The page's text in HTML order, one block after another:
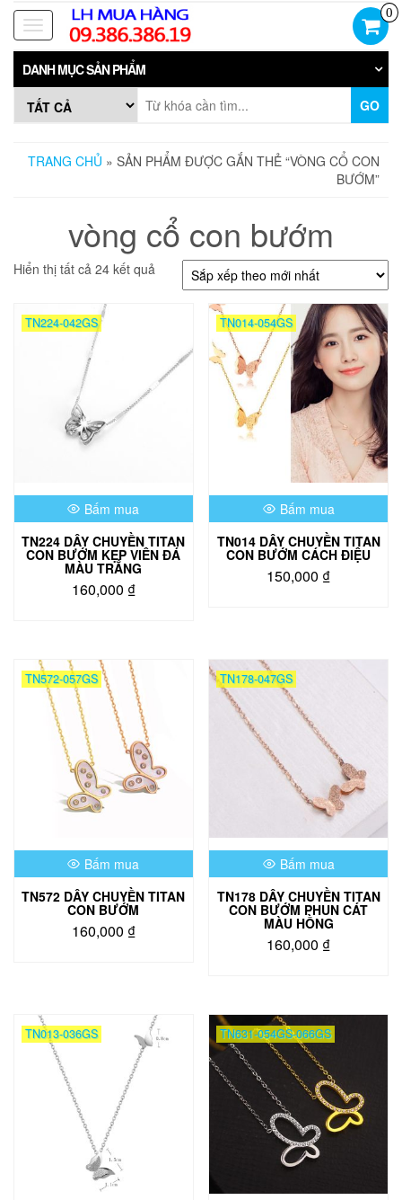
Skip
the
content
Toggle
navigation
0
DANH MỤC SẢN PHẨM
GO
TRANG CHỦ » SẢN PHẨM ĐƯỢC GẮN THẺ “VÒNG CỔ CON
BƯỚM”
vòng cổ con bướm
Hiển thị tất cả 24 kết quả
nhất
TN224-042GS
Bấm mua
TN224 DÂY CHUYỀN TITAN
CON BƯỚM KẸP VIÊN ĐÁ
MÀU TRẮNG
160,000 ₫
TN014-054GS
Bấm mua
TN014 DÂY CHUYỀN TITAN
CON BƯỚM CÁCH ĐIỆU
150,000 ₫
thể.
Các
có
thể
được
chọn
trên
trang
sản
phẩm
TN572-057GS
Bấm mua
TN572 DÂY CHUYỀN TITAN
CON BƯỚM
160,000 ₫
Các
tùy
chọn
có
thể
được
chọn
TN178-047GS
Bấm mua
TN178 DÂY CHUYỀN TITAN
CON BƯỚM PHUN CÁT
MÀU HỒNG
160,000 ₫
TN013-036GS TN631-054GS-066GS